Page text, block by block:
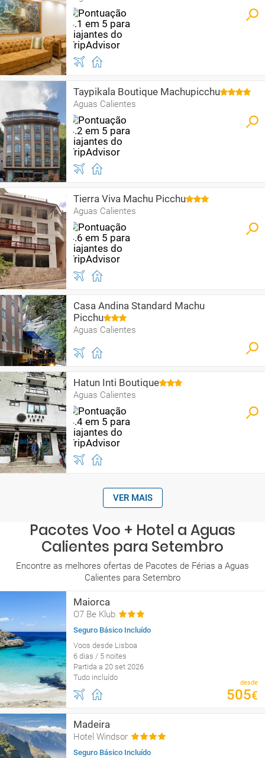
Taypikala Boutique Machupicchu
Aguas Calientes
Tierra Viva Machu Picchu
Aguas Calientes
Casa Andina Standard Machu
Picchu
Aguas Calientes
Hatun Inti Boutique
Aguas Calientes
VER MAIS
Pacotes Voo + Hotel a Aguas
Calientes para Setembro
Encontre as melhores ofertas de Pacotes de Férias a Aguas
Calientes para Setembro
Maiorca
O7 Be Klub
Seguro Básico Incluído
Voos desde Lisboa
6 dias / 5 noites
Partida a 20 set 2026
Tudo incluído
desde
505€
Madeira
Hotel Windsor
Seguro Básico Incluído